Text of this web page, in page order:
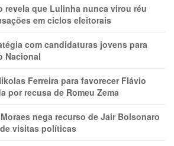
revela que Lulinha nunca virou réu
em ciclos eleitorais
com candidaturas jovens para
Nacional
Ferreira para favorecer Flávio
por recusa de Romeu Zema
nega recurso de Jair Bolsonaro
visitas políticas